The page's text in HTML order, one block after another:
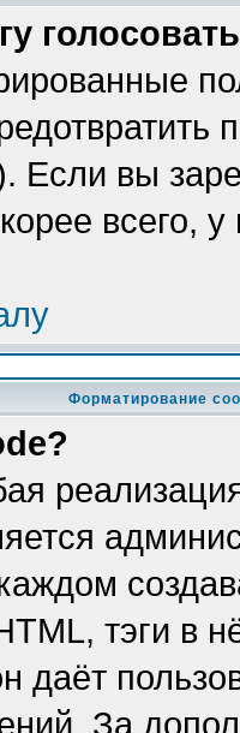
Если вы
всего,
Форматирование
каждом
тэги в
даёт
За